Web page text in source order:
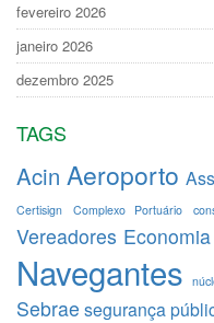
fevereiro 2026
janeiro 2026
dezembro 2025
TAGS
Acin Aeroporto
Certisign Complexo Portuário
Vereadores Economia
Navegantes
Sebrae segurança